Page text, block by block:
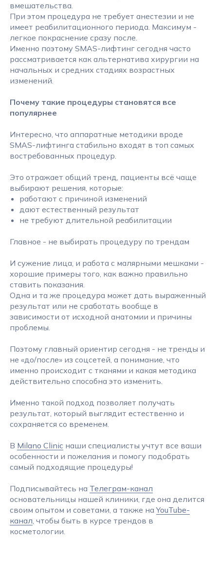
вмешательства.
При этом процедура не требует анестезии и не
имеет реабилитационного периода. Максимум -
легкое покраснение сразу после.
Именно поэтому SMAS-лифтинг сегодня часто
рассматривается как альтернатива хирургии на
начальных и средних стадиях возрастных
изменений.
Почему такие процедуры становятся все
популярнее
Интересно, что аппаратные методики вроде
SMAS-лифтинга стабильно входят в топ самых
востребованных процедур.
Это отражает общий тренд, пациенты всё чаще
выбирают решения, которые:
работают с причиной изменений
дают естественный результат
не требуют длительной реабилитации
Главное - не выбирать процедуру по трендам
И сужение лица, и работа с малярными мешками -
хорошие примеры того, как важно правильно
ставить показания.
Одна и та же процедура может дать выраженный
результат или не сработать вообще в
зависимости от исходной анатомии и причины
проблемы.
Поэтому главный ориентир сегодня - не тренды и
не «до/после» из соцсетей, а понимание, что
именно происходит с тканями и какая методика
действительно способна это изменить.
Именно такой подход позволяет получать
результат, который выглядит естественно и
сохраняется со временем.
В Milano Clinic наши специалисты учтут все ваши
особенности и пожелания и помогу подобрать
самый подходящие процедуры!
Подписывайтесь на Телеграм-канал
основательницы нашей клиники, где она делится
своим опытом и советами, а также наYouTube-
канал, чтобы быть в курсе трендов в
косметологии.